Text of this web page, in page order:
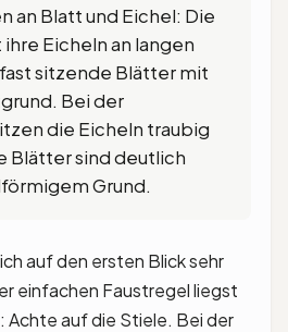
an Blatt und Eichel: Die
Eicheln an langen
sitzende Blätter mit
Bei der
die Eicheln traubig
Blätter sind deutlich
Grund.
auf den ersten Blick sehr
einfachen Faustregel liegst
Achte auf die Stiele. Bei der